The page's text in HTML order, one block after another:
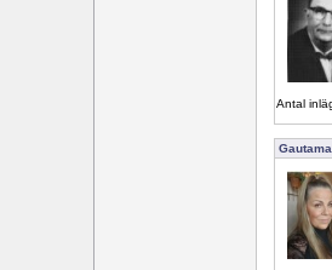
Antal
Gautama